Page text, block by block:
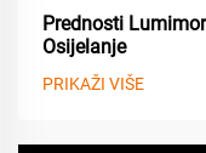
Prednosti
Osijelanje
PRIKAŽI VIŠE